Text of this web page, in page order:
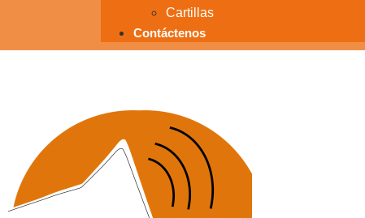
Cartillas
Contáctenos